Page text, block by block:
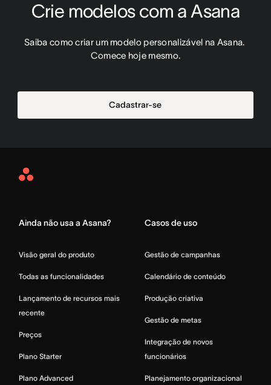
Crie modelos com a Asana
Saiba como criar um modelo personalizável na Asana.
Comece hoje mesmo.
Cadastrar-se
Asana
Ainda não usa a Asana?
Visão geral do produto
Todas as funcionalidades
Lançamento de recursos mais
recente
Preços
Plano Starter
Plano Advanced
Casos de uso
Gestão de campanhas
Calendário de conteúdo
Produção criativa
Gestão de metas
Integração de novos
funcionários
Planejamento organizacional